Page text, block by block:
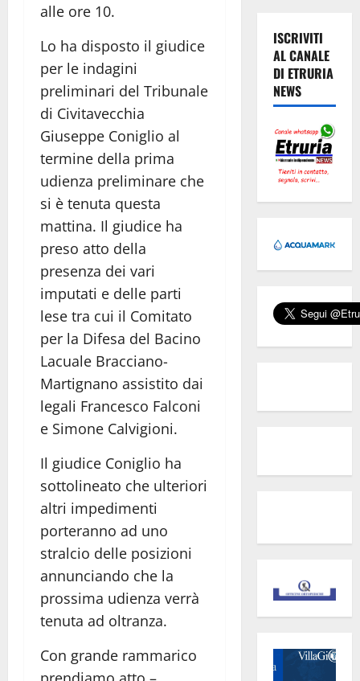
alle ore 10.
Lo ha disposto il giudice
per le indagini
preliminari del Tribunale
di Civitavecchia
Giuseppe Coniglio al
termine della prima
udienza preliminare che
si è tenuta questa
mattina. Il giudice ha
preso atto della
presenza dei vari
imputati e delle parti
lese tra cui il Comitato
per la Difesa del Bacino
Lacuale Bracciano-
Martignano assistito dai
legali Francesco Falconi
e Simone Calvigioni.
Il giudice Coniglio ha
sottolineato che ulteriori
altri impedimenti
porteranno ad uno
stralcio delle posizioni
annunciando che la
prossima udienza verrà
tenuta ad oltranza.
Con grande rammarico
ISCRIVITI
AL CANALE
DI ETRURIA
NEWS